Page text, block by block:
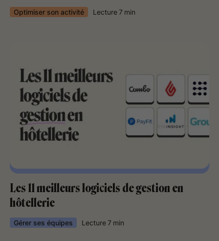
Optimiser son activité Lecture7 min
Les 11 meilleurs logiciels de gestion en
hôtellerie
Gérer ses équipes Lecture7 min